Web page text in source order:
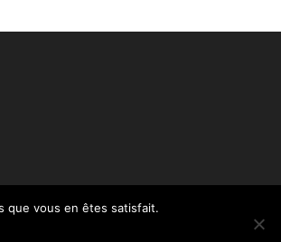
– RGPD
que vous en êtes satisfait.